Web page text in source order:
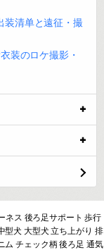
装清单と遠征・撮
装のロケ撮影・
ネス 後ろ足サポート 歩行
型犬 大型犬 立ち上がり 排
ム チェック柄 後ろ足 通気